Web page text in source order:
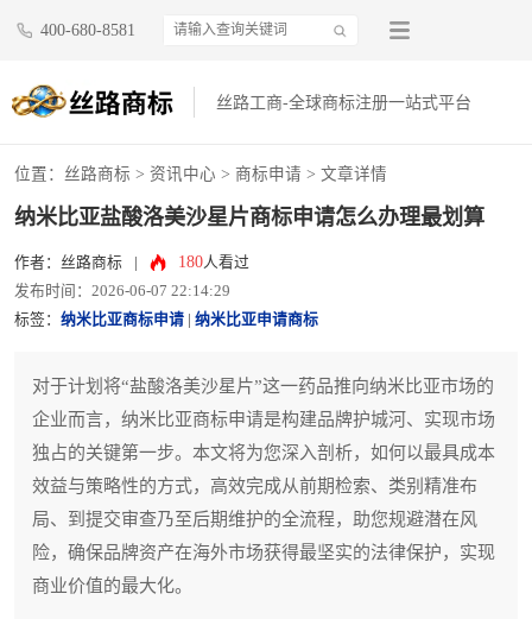
400-680-8581
丝路工商-全球商标注册一站式平台
位置： 丝路商标 > 资讯中心 > 商标申请 > 文章详情
纳米比亚盐酸洛美沙星片商标申请怎么办理最划算
作者：丝路商标 180人看过
发布时间：2026-06-07 22:14:29
标签： 纳米比亚商标申请 纳米比亚申请商标
对于计划将“盐酸洛美沙星片”这一药品推向纳米比亚市场的
企业而言，纳米比亚商标申请是构建品牌护城河、实现市场
独占的关键第一步。本文将为您深入剖析，如何以最具成本
效益与策略性的方式，高效完成从前期检索、类别精准布
局、到提交审查乃至后期维护的全流程，助您规避潜在风
险，确保品牌资产在海外市场获得最坚实的法律保护，实现
商业价值的最大化。